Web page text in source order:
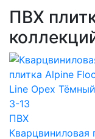
ПВХ
ПВХ
Кварцвиниловая